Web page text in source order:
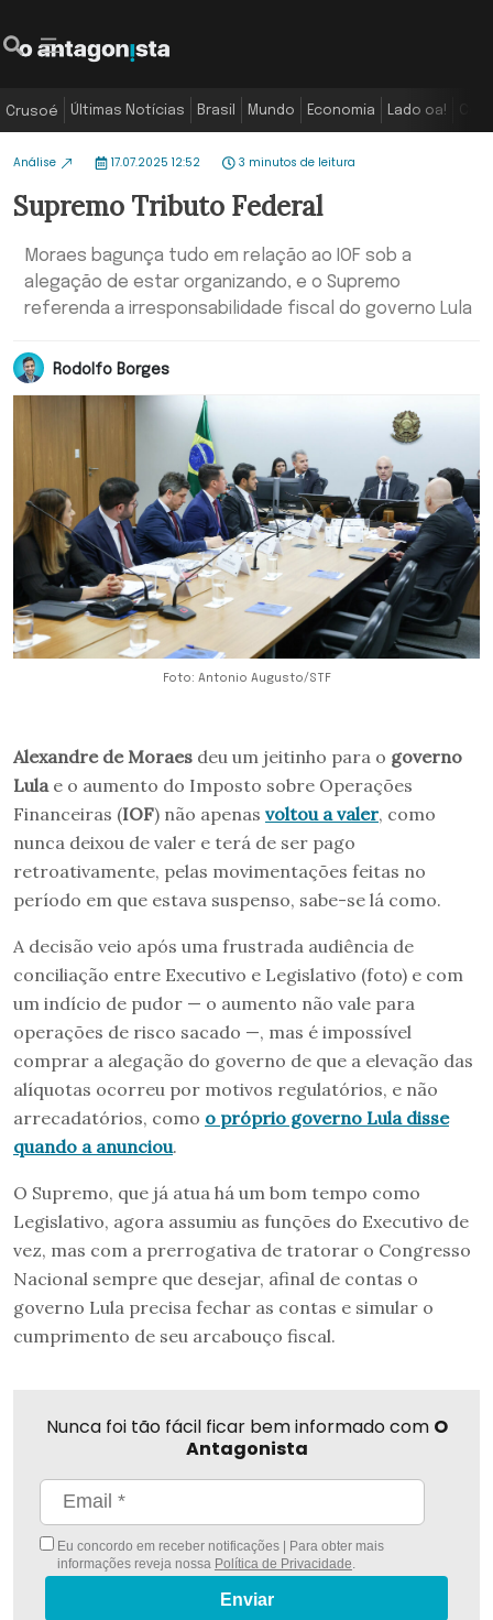
Crusoé Últimas Notícias Brasil Mundo Economia Lado oa!
Análise 17.07.2025 12:52 3 minutos de leitura
Supremo Tributo Federal
Moraes bagunça tudo em relação ao IOF sob a
alegação de estar organizando, e o Supremo
referenda a irresponsabilidade fiscal do governo Lula
Rodolfo Borges
Foto: Antonio Augusto/STF
Alexandre de Moraes deu um jeitinho para o governo
Lula e o aumento do Imposto sobre Operações
Financeiras (IOF) não apenas voltou a valer, como
nunca deixou de valer e terá de ser pago
retroativamente, pelas movimentações feitas no
período em que estava suspenso, sabe-se lá como.
A decisão veio após uma frustrada audiência de
conciliação entre Executivo e Legislativo (foto) e com
um indício de pudor — o aumento não vale para
operações de risco sacado —, mas é impossível
comprar a alegação do governo de que a elevação das
alíquotas ocorreu por motivos regulatórios, e não
arrecadatórios, como o próprio governo Lula disse
quando a anunciou.
O Supremo, que já atua há um bom tempo como
Legislativo, agora assumiu as funções do Executivo de
vez, mas com a prerrogativa de tratorar o Congresso
Nacional sempre que desejar, afinal de contas o
governo Lula precisa fechar as contas e simular o
cumprimento de seu arcabouço fiscal.
Nunca foi tão fácil ficar bem informado com O
Antagonista
Eu concordo em receber notificações | Para obter mais
informações reveja nossa Política de Privacidade.
Enviar